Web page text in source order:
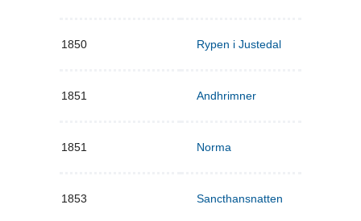
1850 Rypen i Justedal
1851 Andhrimner
1851 Norma
1853 Sancthansnatten